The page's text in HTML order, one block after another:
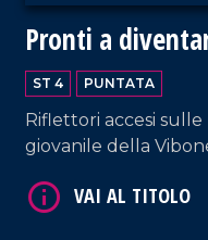
Pronti a
ST 4 PUNTATA
Riflettori accesi
giovanile della